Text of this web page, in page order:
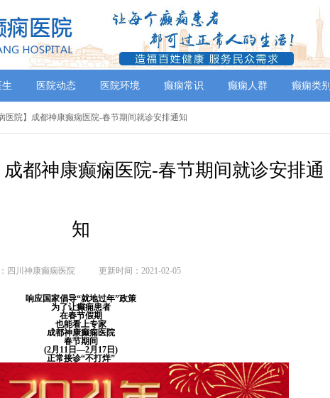
生 医院动态 医院环境 癫痫常识 癫痫人群 癫痫类别
医院】成都神康癫痫医院-春节期间就诊安排通知
成都神康癫痫医院-春节期间就诊安排通
知
四川神康癫痫医院 更新时间：2021-02-05
响应国家倡导“就地过年”政策
为了让癫痫患者
在春节假期
也能看上专家
成都神康癫痫医院
春节期间
(2月11日—2月17日)
正常接诊“不打烊”